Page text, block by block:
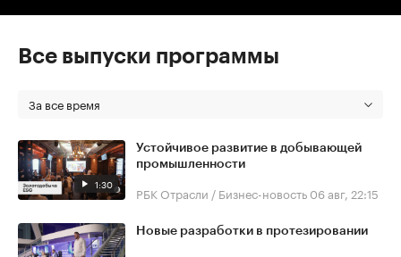
Все выпуски программы
За все время
1:30
Устойчивое развитие в добывающей
промышленности
РБК Отрасли / Бизнес-новость 06 авг, 22:15
Новые разработки в протезировании